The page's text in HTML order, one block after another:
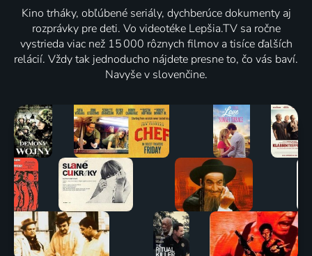
Kino trháky, obľúbené seriály, dychberúce dokumenty aj
rozprávky pre deti. Vo videotéke Lepšia.TV sa ročne
vystrieda viac než 15 000 rôznych filmov a tisíce ďalších
relácií. Vždy tak jednoducho nájdete presne to, čo vás baví.
Navyše v slovenčine.